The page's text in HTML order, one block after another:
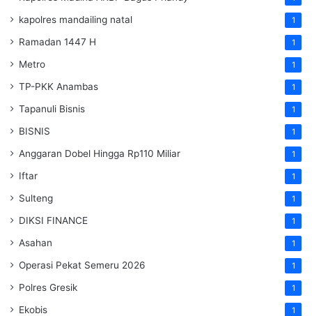
kapolres mandailing natal 1
Ramadan 1447 H 1
Metro 1
TP-PKK Anambas 1
Tapanuli Bisnis 1
BISNIS 1
Anggaran Dobel Hingga Rp110 Miliar 1
Iftar 1
Sulteng 1
DIKSI FINANCE 1
Asahan 1
Operasi Pekat Semeru 2026 1
Polres Gresik 1
Ekobis 1